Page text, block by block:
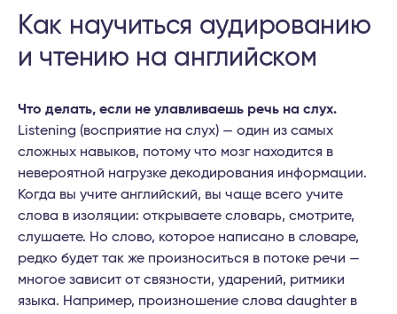
Как научиться аудированию
и чтению на английском
Что делать, если не улавливаешь речь на слух.
Listening (восприятие на слух) — один из самых
сложных навыков, потому что мозг находится в
невероятной нагрузке декодирования информации.
Когда вы учите английский, вы чаще всего учите
слова в изоляции: открываете словарь, смотрите,
слушаете. Но слово, которое написано в словаре,
редко будет так же произноситься в потоке речи —
многое зависит от связности, ударений, ритмики
языка. Например, произношение слова daughter в